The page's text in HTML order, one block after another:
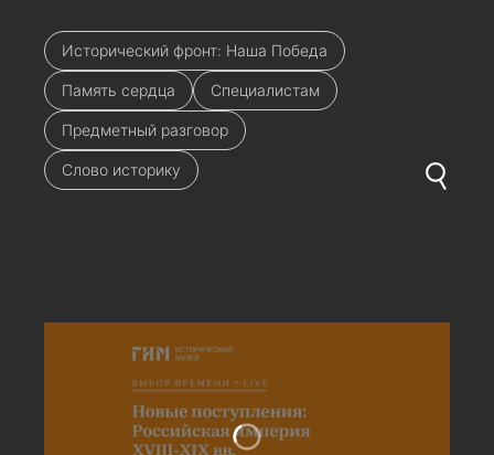
Исторический фронт: Наша Победа
Память сердца Специалистам
Предметный разговор
Слово историку